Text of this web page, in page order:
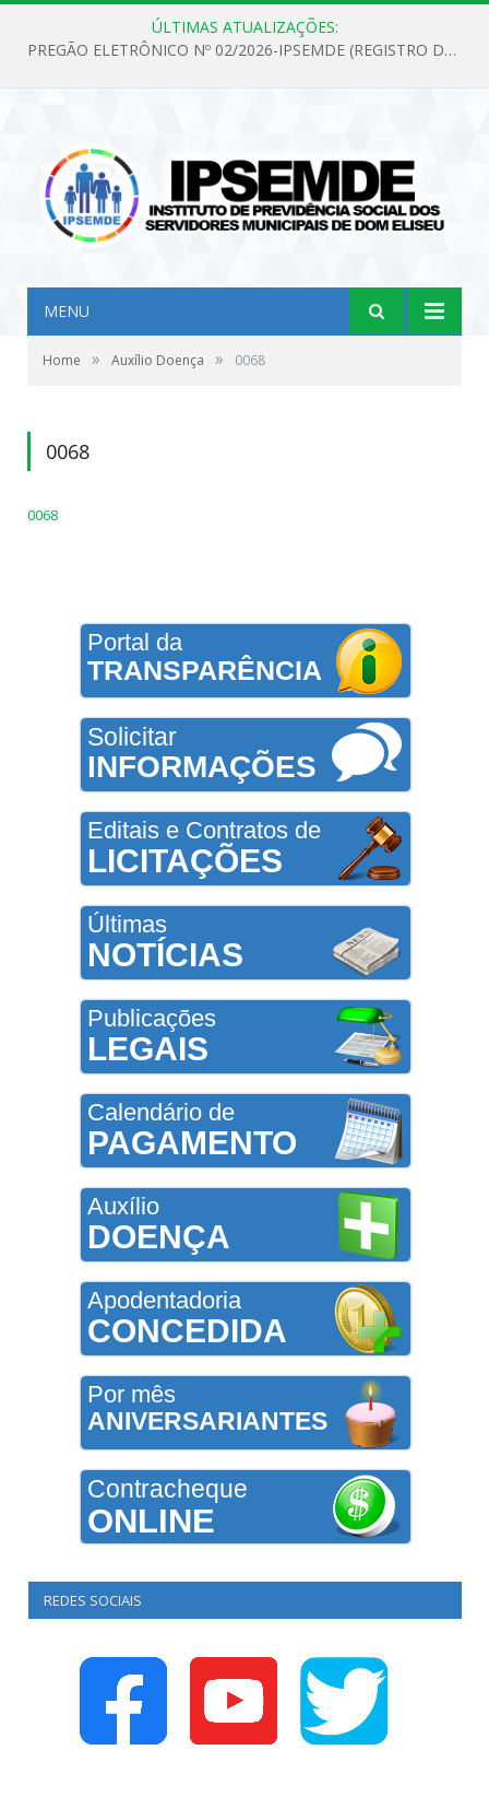
ÚLTIMAS ATUALIZAÇÕES:
PREGÃO ELETRÔNICO Nº 02/2026-IPSEMDE (REGISTRO DE PREÇOS PARA FUTURA E EVENTUAL AQUISIÇÃO DE MATERIAL DE LIMPEZA E GÊNEROS ALIMENTÍCIOS PARA ATENDER AS NECESSIDADES DO INSTITUTO DE PREVIDÊNCIA SOCIAL DOS SERVIDORES MUNICIPAIS DE DOM ELISEU.)
MENU
Home » Auxílio Doença » 0068
0068
0068
Portal da
TRANSPARÊNCIA
Solicitar
INFORMAÇÕES
Editais e Contratos de
LICITAÇÕES
Últimas
NOTÍCIAS
Publicações
LEGAIS
Calendário de
PAGAMENTO
Auxílio
DOENÇA
Apodentadoria
CONCEDIDA
Por mês
ANIVERSARIANTES
Contracheque
ONLINE
REDES SOCIAIS